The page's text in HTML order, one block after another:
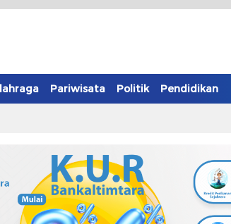
Pariwisata Politik Pendidikan